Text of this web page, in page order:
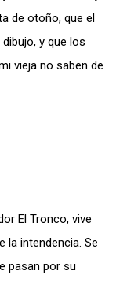
de otoño, que el
y que los
vieja no saben de
El Tronco, vive
la intendencia. Se
pasan por su